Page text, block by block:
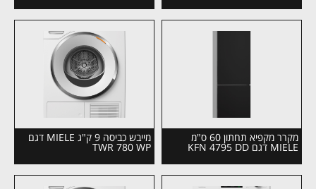
מקרר מקפיא תחתון 60 ס"מ
MIELE דגם KFN 4795 DD
מייבש כביסה 9 ק"ג MIELE דגם
TWR 780 WP